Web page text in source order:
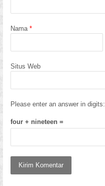
Nama *
Situs Web
Please enter an answer in digits:
four + nineteen =